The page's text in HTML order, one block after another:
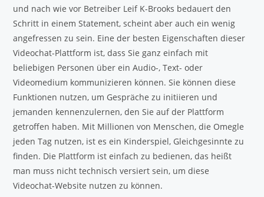
und nach wie vor Betreiber Leif K-Brooks bedauert den
Schritt in einem Statement, scheint aber auch ein wenig
angefressen zu sein. Eine der besten Eigenschaften dieser
Videochat-Plattform ist, dass Sie ganz einfach mit
beliebigen Personen über ein Audio-, Text- oder
Videomedium kommunizieren können. Sie können diese
Funktionen nutzen, um Gespräche zu initiieren und
jemanden kennenzulernen, den Sie auf der Plattform
getroffen haben. Mit Millionen von Menschen, die Omegle
jeden Tag nutzen, ist es ein Kinderspiel, Gleichgesinnte zu
finden. Die Plattform ist einfach zu bedienen, das heißt
man muss nicht technisch versiert sein, um diese
Videochat-Website nutzen zu können.